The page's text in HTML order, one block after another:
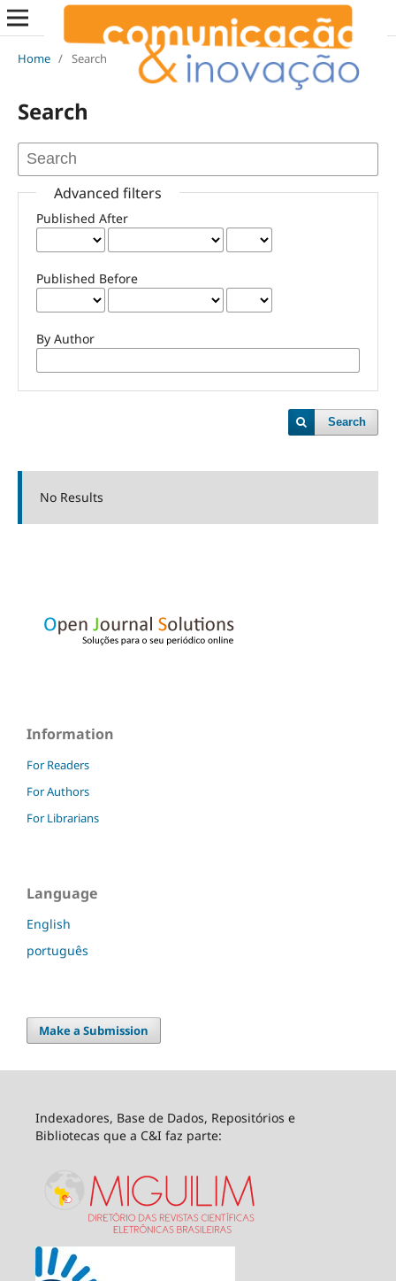
Home / Search
Search
Advanced filters
Published After
Published Before
By Author
Search
No Results
Information
For Readers
For Authors
For Librarians
Language
English
português
Make a Submission
Indexadores, Base de Dados, Repositórios e
Bibliotecas que a C&I faz parte: